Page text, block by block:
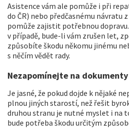
Asistence vám ale pomůže i při
do ČR) nebo předčasnému návratu
pomůže zajistit potřebnou
v případě, bude-li vám zrušen let,
způsobíte škodu někomu jinému
s něčím vědět rady.
Nezapomínejte na dokumenty
Je jasné, že pokud dojde k nějaké
plnou jiných starostí, než řešit
druhou stranu je nutné myslet i na
bude potřeba škodu určitým